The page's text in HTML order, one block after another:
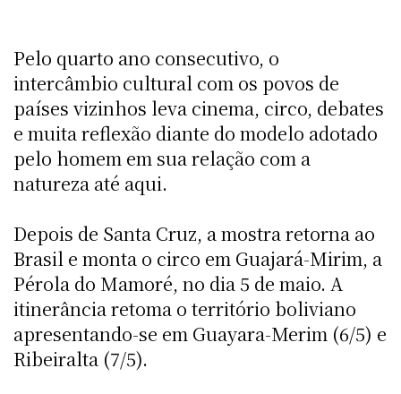
Pelo quarto ano consecutivo, o
intercâmbio cultural com os povos de
países vizinhos leva cinema, circo, debates
e muita reflexão diante do modelo adotado
pelo homem em sua relação com a
natureza até aqui.
Depois de Santa Cruz, a mostra retorna ao
Brasil e monta o circo em Guajará-Mirim, a
Pérola do Mamoré, no dia 5 de maio. A
itinerância retoma o território boliviano
apresentando-se em Guayara-Merim (6/5) e
Ribeiralta (7/5).